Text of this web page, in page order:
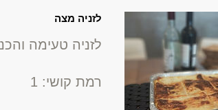
לזניה מצה
לזניה טעימה
רמת קושי: 1